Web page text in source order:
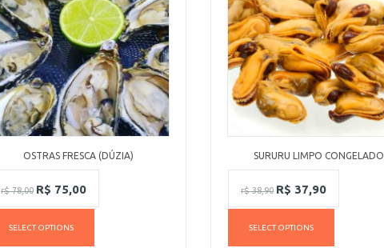
OSTRAS FRESCA (DÚZIA)
r$78,00 R$ 75,00
SELECT OPTIONS
SURURU LIMPO CONGELADO
r$38,90 R$ 37,90
SELECT OPTIONS